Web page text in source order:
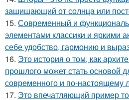
защищающий от солнца или
15. Современный и
элементами классики и яркими
себе удобство, гармонию и
16. Это история о том, как
прошлого может стать основой
современного и по-настоящему
17. Это впечатляющий пример